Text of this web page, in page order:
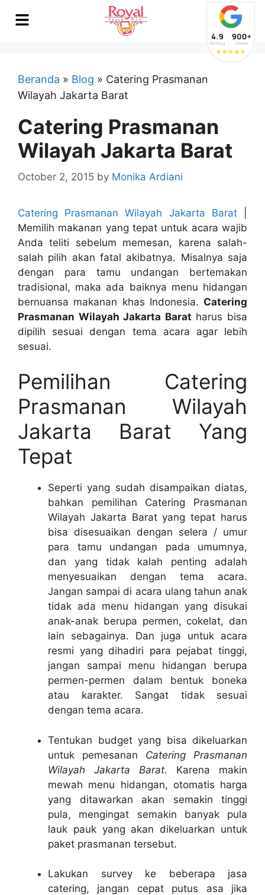
Beranda » Blog » Catering Prasmanan
Wilayah Jakarta Barat
Catering Prasmanan
Wilayah Jakarta Barat
October 2, 2015 by Monika Ardiani
Catering Prasmanan Wilayah Jakarta Barat
Memilih makanan yang tepat untuk acara wajib
Anda teliti sebelum memesan, karena salah-
salah pilih akan fatal akibatnya. Misalnya saja
dengan para tamu undangan bertemakan
tradisional, maka ada baiknya menu hidangan
bernuansa makanan khas Indonesia. Catering
Prasmanan Wilayah Jakarta Barat harus bisa
dipilih sesuai dengan tema acara agar lebih
sesuai.
Pemilihan Catering
Prasmanan Wilayah
Jakarta Barat Yang
Tepat
Seperti yang sudah disampaikan diatas,
bahkan pemilihan Catering Prasmanan
Wilayah Jakarta Barat yang tepat harus
bisa disesuaikan dengan selera / umur
para tamu undangan pada umumnya,
dan yang tidak kalah penting adalah
menyesuaikan dengan tema acara.
Jangan sampai di acara ulang tahun anak
tidak ada menu hidangan yang disukai
anak-anak berupa permen, cokelat, dan
lain sebagainya. Dan juga untuk acara
resmi yang dihadiri para pejabat tinggi,
jangan sampai menu hidangan berupa
permen-permen dalam bentuk boneka
atau karakter. Sangat tidak sesuai
dengan tema acara.
Tentukan budget yang bisa dikeluarkan
untuk pemesanan Catering Prasmanan
Wilayah Jakarta Barat. Karena makin
mewah menu hidangan, otomatis harga
yang ditawarkan akan semakin tinggi
pula, mengingat semakin banyak pula
lauk pauk yang akan dikeluarkan untuk
paket prasmanan tersebut.
Lakukan survey ke beberapa jasa
catering, jangan cepat putus asa jika